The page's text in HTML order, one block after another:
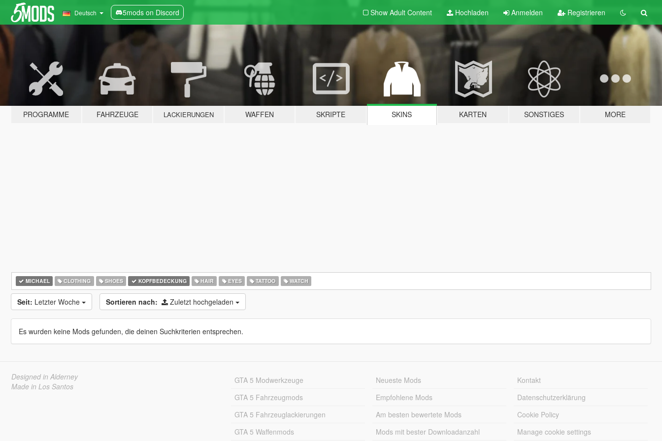
Deutsch 5mods on Discord Show Adult Content Hochladen Anmelden Registrieren
PROGRAMME FAHRZEUGE LACKIERUNGEN WAFFEN SKRIPTE SKINS KARTEN SONSTIGES MORE
MICHAEL CLOTHING SHOES KOPFBEDECKUNG HAIR EYES TATTOO WATCH
Seit: Letzter Woche Sortieren nach: Zuletzt hochgeladen
Es wurden keine Mods gefunden, die deinen Suchkriterien entsprechen.
Designed in Alderney
Made in Los Santos
GTA 5 Modwerkzeuge
GTA 5 Fahrzeugmods
GTA 5 Fahrzeuglackierungen
GTA 5 Waffenmods
Neueste Mods
Empfohlene Mods
Am besten bewertete Mods
Mods mit bester Downloadanzahl
Kontakt
Datenschutzerklärung
Cookie Policy
Manage cookie settings